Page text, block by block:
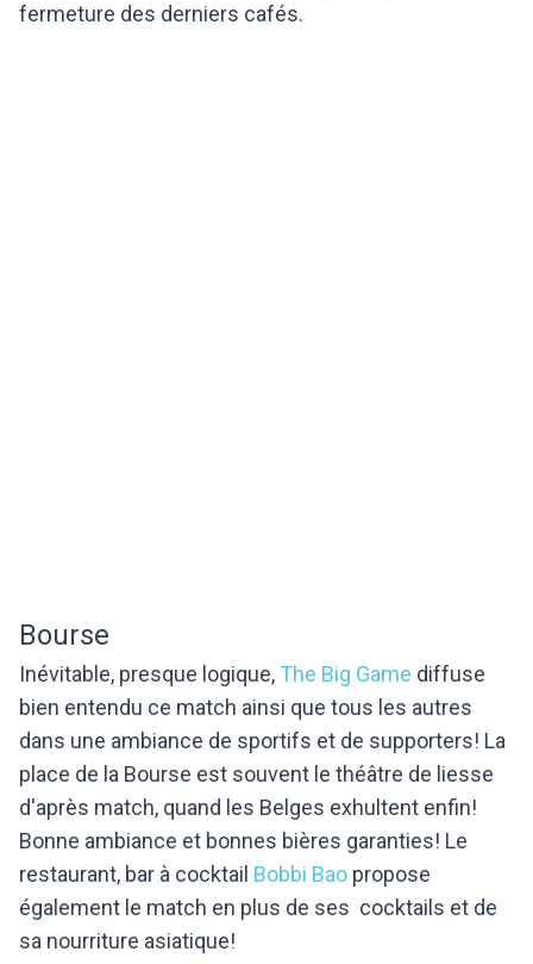
fermeture des derniers cafés.
Bourse
Inévitable, presque logique, The Big Game diffuse
bien entendu ce match ainsi que tous les autres
dans une ambiance de sportifs et de supporters! La
place de la Bourse est souvent le théâtre de liesse
d'après match, quand les Belges exhultent enfin!
Bonne ambiance et bonnes bières garanties! Le
restaurant, bar à cocktail Bobbi Bao propose
également le match en plus de ses cocktails et de
sa nourriture asiatique!